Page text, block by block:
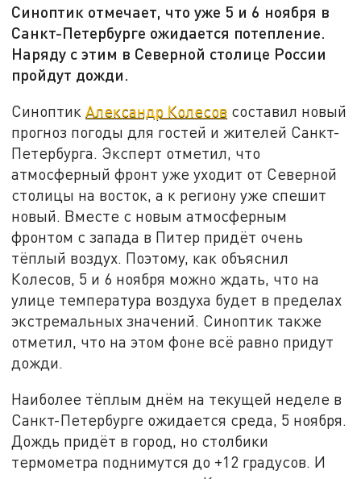
Синоптик отмечает, что уже 5 и 6 ноября в
Санкт-Петербурге ожидается потепление.
Наряду с этим в Северной столице России
пройдут дожди.
СиноптикАлександр Колесов составил новый
прогноз погоды для гостей и жителей Санкт-
Петербурга. Эксперт отметил, что
атмосферный фронт уже уходит от Северной
столицы на восток, а к региону уже спешит
новый. Вместе с новым атмосферным
фронтом с запада в Питер придёт очень
тёплый воздух. Поэтому, как объяснил
Колесов, 5 и 6 ноября можно ждать, что на
улице температура воздуха будет в пределах
экстремальных значений. Синоптик также
отметил, что на этом фоне всё равно придут
дожди.
Наиболее тёплым днём на текущей неделе в
Санкт-Петербурге ожидается среда, 5 ноября.
Дождь придёт в город, но столбики
термометра поднимутся до +12 градусов. И